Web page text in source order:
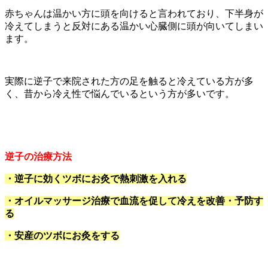
赤ちゃんは温かい方に頭を向けると言われており、下半身が
冷えてしまうと反対にある温かい心臓側に頭が向いてしまい
ます。
実際に逆子で来院された方の足を触ると冷えている方が多
く、昔から冷え性で悩んでいるという方が多いです。
逆子の治療方法
・逆子に効くツボにお灸で熱刺激を入れる
・オイルマッサージ治療で血流を促して冷えを改善・予防す
る
・安産のツボにお灸をする